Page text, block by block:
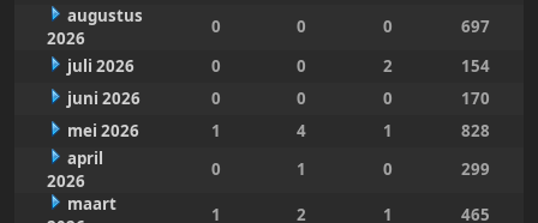
augustus
2026
0 0 0
697
juli 2026
0 0 2
154
juni 2026
0 0 0
170
mei 2026
1 4 1
828
april
2026
0 1 0
299
maart
1 2 1
465